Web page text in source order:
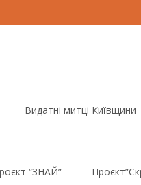
Видатні митці Київщини
“ЗНАЙ”